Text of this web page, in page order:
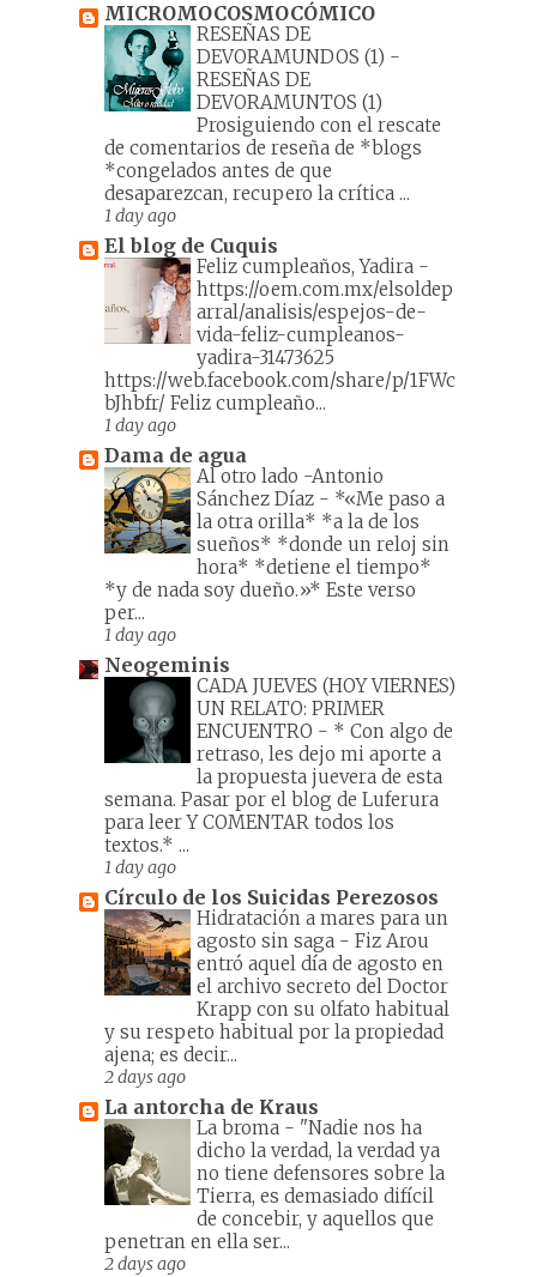
MICROMOCOSMOCÓMICO
RESEÑAS DE
DEVORAMUNDOS (1) -
RESEÑAS DE
DEVORAMUNTOS (1)
Prosiguiendo con el rescate
de comentarios de reseña de *blogs
*congelados antes de que
desaparezcan, recupero la crítica ...
1 day ago
El blog de Cuquis
Feliz cumpleaños, Yadira -
https://oem.com.mx/elsoldep
arral/analisis/espejos-de-
vida-feliz-cumpleanos-
yadira-31473625
https://web.facebook.com/share/p/1FWc
bJhbfr/ Feliz cumpleaño...
1 day ago
Dama de agua
Al otro lado -Antonio
Sánchez Díaz - *«Me paso a
la otra orilla* *a la de los
sueños* *donde un reloj sin
hora* *detiene el tiempo*
*y de nada soy dueño.»* Este verso
per...
1 day ago
Neogeminis
CADA JUEVES (HOY VIERNES)
UN RELATO: PRIMER
ENCUENTRO - * Con algo de
retraso, les dejo mi aporte a
la propuesta juevera de esta
semana. Pasar por el blog de Luferura
para leer Y COMENTAR todos los
textos.* ...
1 day ago
Círculo de los Suicidas Perezosos
Hidratación a mares para un
agosto sin saga - Fiz Arou
entró aquel día de agosto en
el archivo secreto del Doctor
Krapp con su olfato habitual
y su respeto habitual por la propiedad
ajena; es decir...
2 days ago
La antorcha de Kraus
La broma - "Nadie nos ha
dicho la verdad, la verdad ya
no tiene defensores sobre la
Tierra, es demasiado difícil
de concebir, y aquellos que
penetran en ella ser...
2 days ago